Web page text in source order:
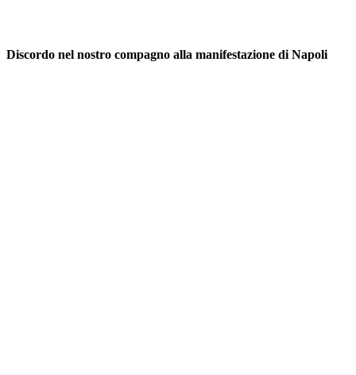
Discordo nel nostro compagno alla manifestazione di Napoli